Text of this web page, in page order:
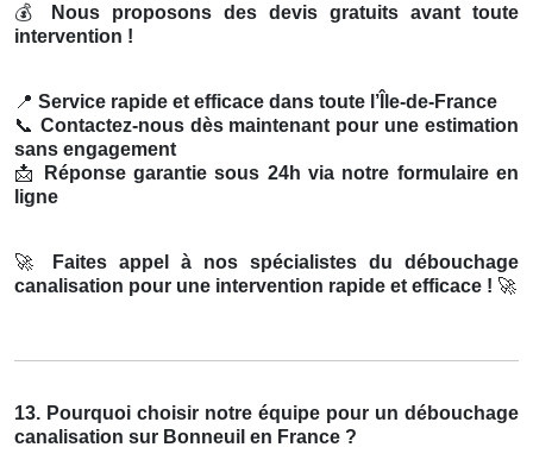
💰
Nous proposons des devis gratuits avant toute
intervention !
📍 Service rapide et efficace dans toute l’Île-de-France
📞 Contactez-nous dès maintenant pour une estimation
sans engagement
📩
Réponse garantie sous 24h via notre formulaire en
ligne
🚀
Faites appel à nos spécialistes du débouchage
canalisation pour une intervention rapide et efficace ! 🚀
13. Pourquoi choisir notre équipe pour un débouchage
canalisation sur Bonneuil en France ?